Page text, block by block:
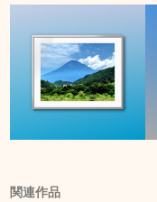
関連作品